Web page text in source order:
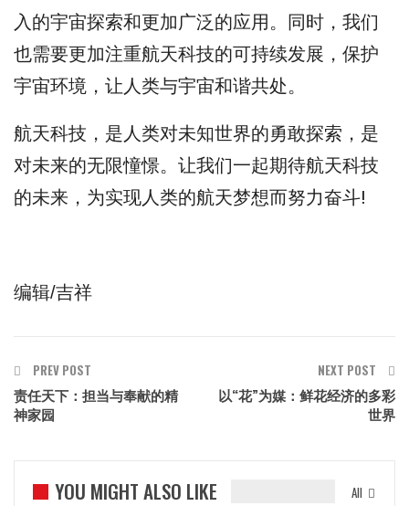
入的宇宙探索和更加广泛的应用。同时，我们
也需要更加注重航天科技的可持续发展，保护
宇宙环境，让人类与宇宙和谐共处。
航天科技，是人类对未知世界的勇敢探索，是
对未来的无限憧憬。让我们一起期待航天科技
的未来，为实现人类的航天梦想而努力奋斗!
编辑/吉祥
PREV POST
责任天下：担当与奉献的精
神家园
NEXT POST
以“花”为媒：鲜花经济的多彩
世界
All
YOU MIGHT ALSO LIKE